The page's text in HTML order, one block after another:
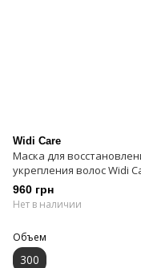
Widi Care
Маска для
укрепления волос Widi
JUBA Butter Oil
960 грн
Нет в наличии
Объем
300